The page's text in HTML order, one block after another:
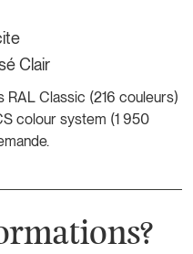
Clair
Classic (216 couleurs)
colour system (1 950